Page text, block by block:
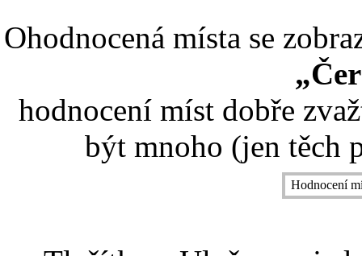
Ohodnocená místa se
hodnocení míst dobře
být mnoho (jen těch
Hodnocení